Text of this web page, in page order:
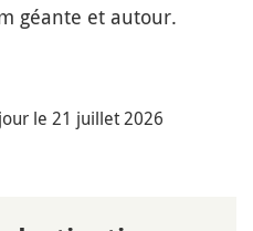
géante et autour.
le 21 juillet 2026